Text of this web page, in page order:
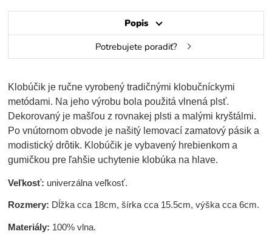
Popis
Potrebujete poradiť?
Klobúčik je ručne vyrobený tradičnými klobučníckymi
metódami. Na jeho výrobu bola použitá vlnená plsť.
Dekorovaný je mašľou z rovnakej plsti a malými kryštálmi.
Po vnútornom obvode je našitý lemovací zamatový pásik a
modistický drôtik. Klobúčik je vybavený hrebienkom a
gumičkou pre ľahšie uchytenie klobúka na hlave.
Veľkosť: univerzálna veľkosť.
Rozmery: Dĺžka cca 18cm, šírka cca 15.5cm, výška cca 6cm.
Materiály: 100% vlna.